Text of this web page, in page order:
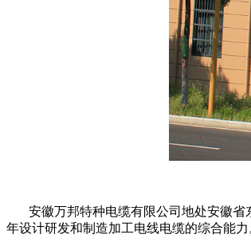
安徽万邦特种电缆有限公司地处安徽省
年设计研发和制造加工电线电缆的综合能力